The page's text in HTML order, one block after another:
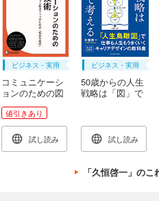
ビジネス・実用
コミュニケーシ
ョンのための図
解の技術
値引きあり
試し読み
ビジネス・実用
50歳からの人生
戦略は「図」で
試し読み
「久恒啓一」の